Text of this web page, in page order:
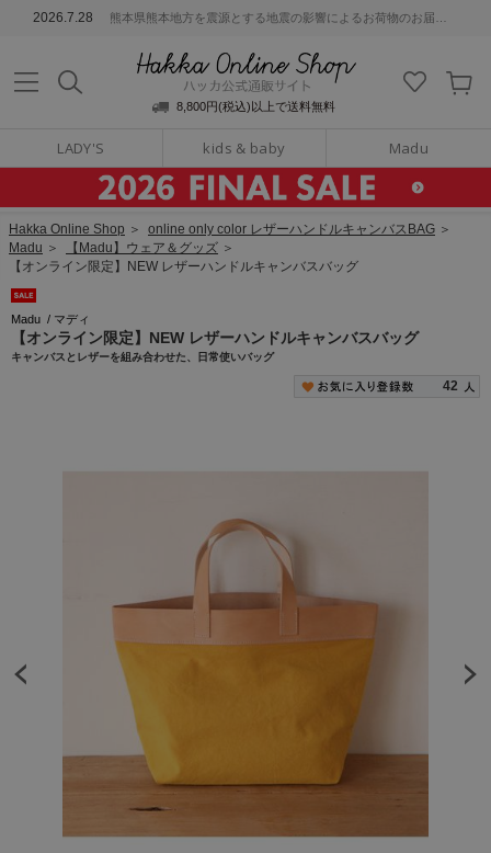
2026.7.28 熊本県熊本地方を震源とする地震の影響によるお荷物のお届けについて
8,800円(税込)以上で送料無料
LADY'S kids & baby Madu
通販サイト
Hakka Online Shop ＞ online only color レザーハンドルキャンバスBAG ＞
Madu ＞ 【Madu】ウェア＆グッズ ＞
【オンライン限定】NEW レザーハンドルキャンバスバッグ
Madu / マディ
【オンライン限定】NEW レザーハンドルキャンバスバッグ
キャンバスとレザーを組み合わせた、日常使いバッグ
42